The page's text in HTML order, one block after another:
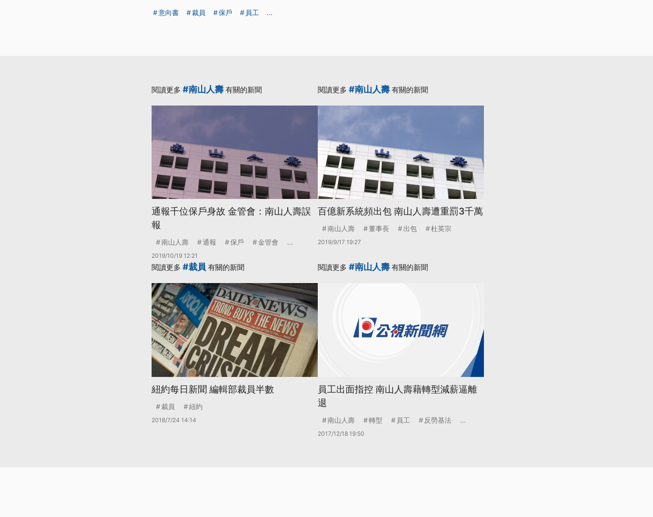
意向書 裁員 保戶 員工 ...
閱讀更多 #南山人壽 有關的新聞
通報千位保戶身故 金管會：南山人壽誤
報
南山人壽 通報 保戶 金管會 ...
2019/10/19 12:21
閱讀更多 #南山人壽 有關的新聞
百億新系統頻出包 南山人壽遭重罰3千萬
南山人壽 董事長 出包 杜英宗
2019/9/17 19:27
閱讀更多 #裁員 有關的新聞
紐約每日新聞 編輯部裁員半數
裁員 紐約
2018/7/24 14:14
閱讀更多 #南山人壽 有關的新聞
員工出面指控 南山人壽藉轉型減薪逼離
退
南山人壽 轉型 員工 反勞基法 ...
2017/12/18 19:50